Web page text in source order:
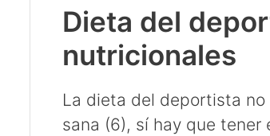
Dieta del
nutricionales
La dieta del deportista
sana (6), sí hay que